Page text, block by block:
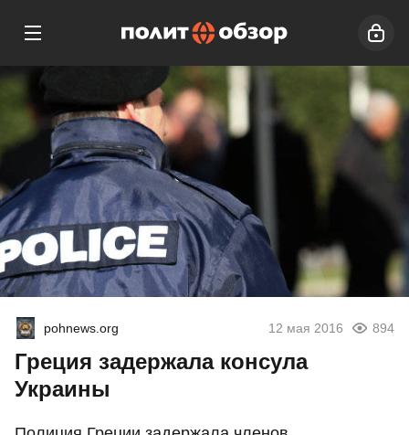
pohnews.org 12 мая 2016 894
Греция задержала консула
Украины